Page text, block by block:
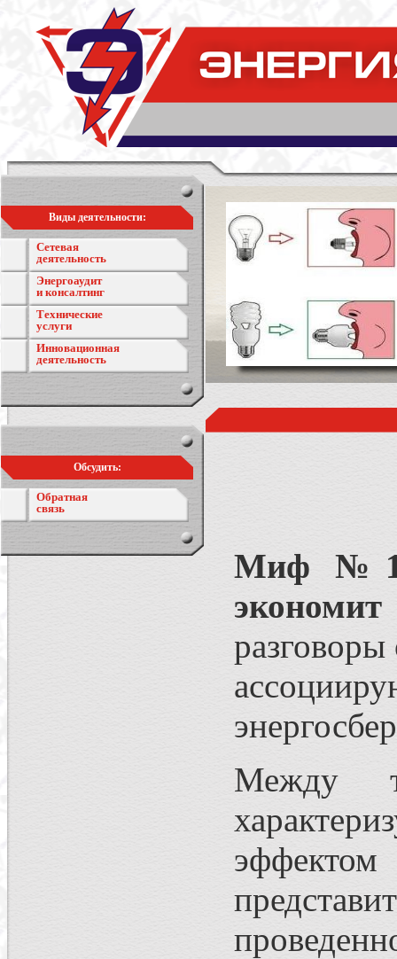
Виды деятельности:
Сетевая
деятельность
Энергоаудит
и консалтинг
Технические
услуги
Инновационная
деятельность
Обсудить:
Обратная
связь
Миф №1.
Между
эффектом